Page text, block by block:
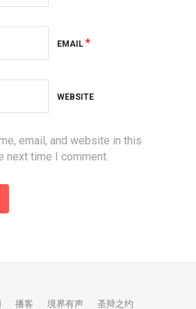
EMAIL *
WEBSITE
email, and website in this
next time I comment.
播客 境界有声 圣辩之约